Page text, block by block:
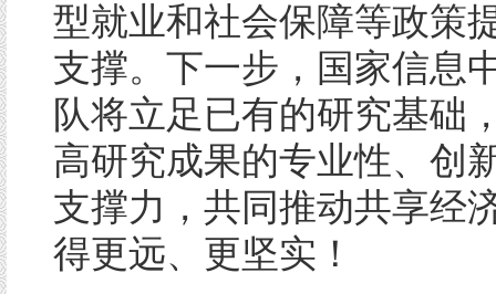
型就业和社会保障等政策
支撑。下一步，国家信息
队将立足已有的研究基础
高研究成果的专业性、创
支撑力，共同推动共享经
得更远、更坚实！